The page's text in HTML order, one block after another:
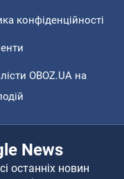
конфіденційності
OBOZ.UA на
News
останніх новин